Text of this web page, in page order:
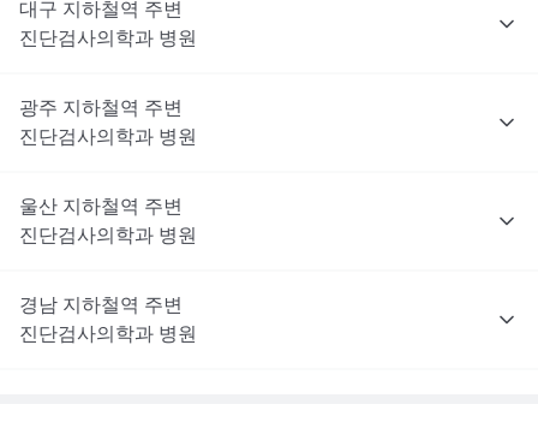
대구 지하철역 주변
진단검사의학과 병원
광주 지하철역 주변
진단검사의학과 병원
울산 지하철역 주변
진단검사의학과 병원
경남 지하철역 주변
진단검사의학과 병원